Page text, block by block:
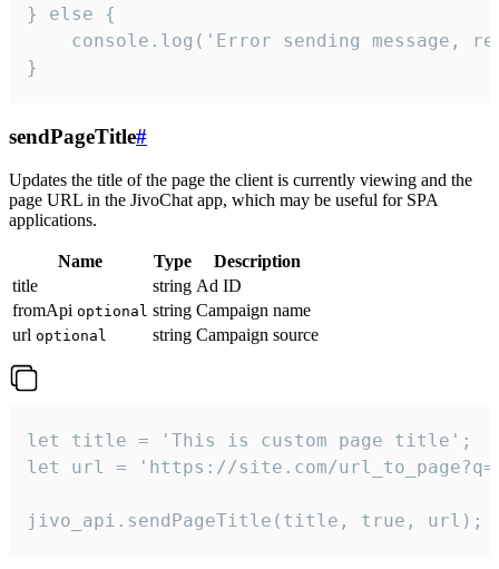
} else {
console.log('Error sending message,
}
sendPageTitle#
Updates the title of the page the client is currently viewing and the
page URL in the JivoChat app, which may be useful for SPA
applications.
Name Type
Description
title
string Ad ID
fromApi optional string Campaign name
url optional string Campaign source
let title = 'This is custom page title';
let url = 'https://site.com/
jivo_api.sendPageTitle(title, true, url);